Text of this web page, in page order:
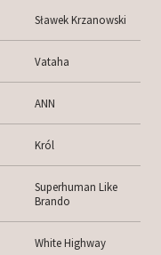
Sławek Krzanowski
Vataha
ANN
Król
Superhuman Like
Brando
White Highway